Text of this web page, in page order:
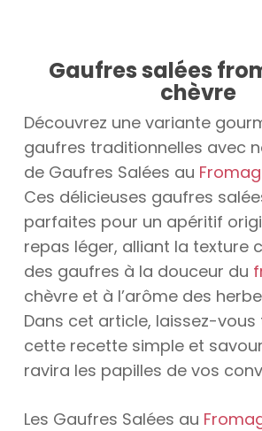
Gaufres salées
chèvre
Découvrez une variante
gaufres traditionnelles avec
de Gaufres Salées au
Ces délicieuses gaufres
parfaites pour un apéritif
repas léger, alliant la texture
des gaufres à la douceur du
chèvre et à l’arôme des
Dans cet article, laissez-
cette recette simple et
ravira les papilles de vos
Les Gaufres Salées au